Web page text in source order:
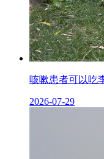
咳嗽患者可以吃
2026-07-29